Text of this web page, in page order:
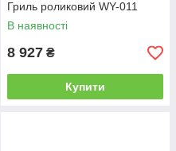
Гриль роликовий WY-011
В наявності
8 927 ₴
Купити